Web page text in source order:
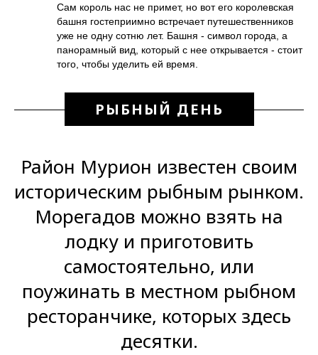
Сам король нас не примет, но вот его королевская
башня гостеприимно встречает путешественников
уже не одну сотню лет. Башня - символ города, а
панорамный вид, который с нее открывается - стоит
того, чтобы уделить ей время.
РЫБНЫЙ ДЕНЬ
Район Мурион известен своим
историческим рыбным рынком.
Морегадов можно взять на
лодку и приготовить
самостоятельно, или
поужинать в местном рыбном
ресторанчике, которых здесь
десятки.